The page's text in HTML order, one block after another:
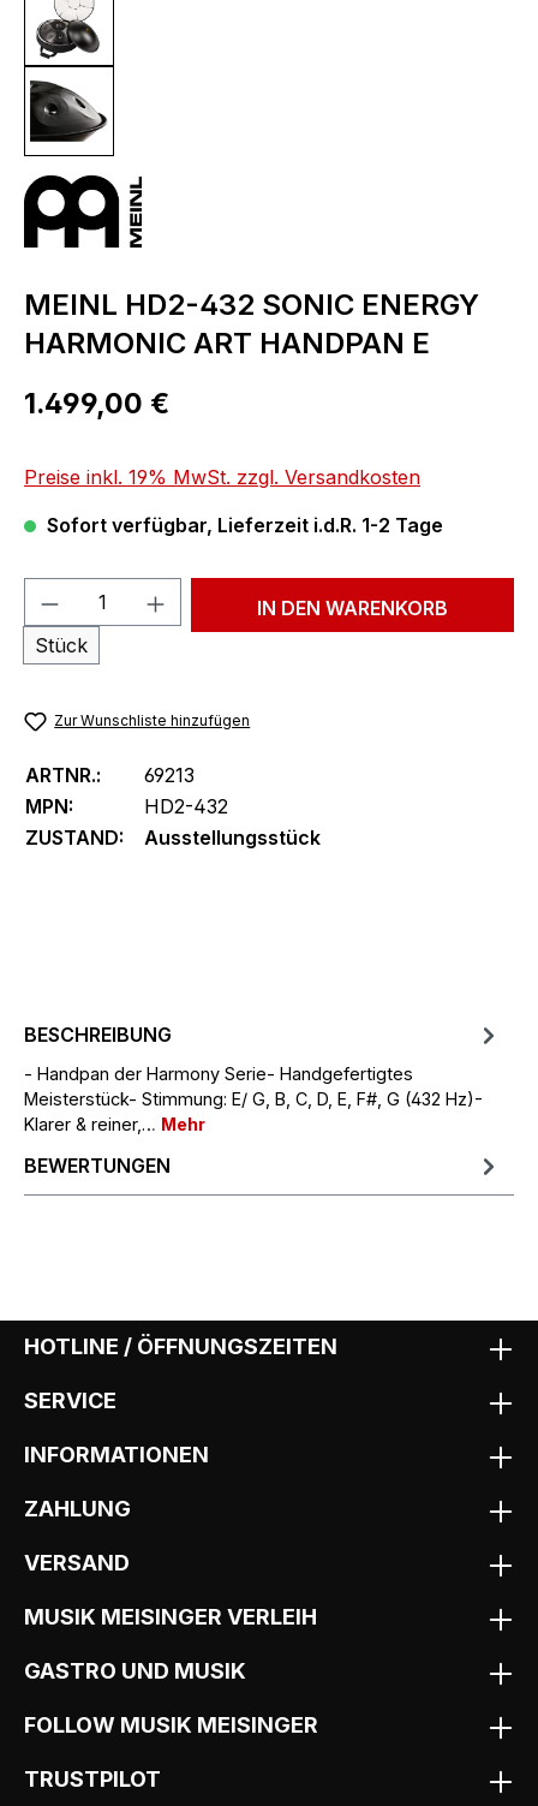
MEINL HD2-432 SONIC ENERGY
HARMONIC ART HANDPAN E
Regulärer Preis:
1.499,00 €
Preise inkl. 19% MwSt. zzgl. Versandkosten
Sofort verfügbar, Lieferzeit i.d.R. 1-2 Tage
Produkt Anzahl: Gib den
Stück
IN DEN WARENKORB
Zur Wunschliste hinzufügen
ARTNR.:
69213
MPN:
HD2-432
ZUSTAND:
Ausstellungsstück
BESCHREIBUNG
- Handpan der Harmony Serie- Handgefertigtes
Meisterstück- Stimmung: E/ G, B, C, D, E, F#, G (432 Hz)-
Klarer & reiner,… Mehr
BEWERTUNGEN
HOTLINE / ÖFFNUNGSZEITEN
SERVICE
INFORMATIONEN
ZAHLUNG
VERSAND
MUSIK MEISINGER VERLEIH
GASTRO UND MUSIK
FOLLOW MUSIK MEISINGER
TRUSTPILOT